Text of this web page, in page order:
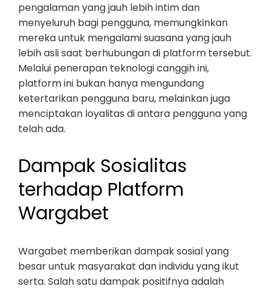
pengalaman yang jauh lebih intim dan
menyeluruh bagi pengguna, memungkinkan
mereka untuk mengalami suasana yang jauh
lebih asli saat berhubungan di platform tersebut.
Melalui penerapan teknologi canggih ini,
platform ini bukan hanya mengundang
ketertarikan pengguna baru, melainkan juga
menciptakan loyalitas di antara pengguna yang
telah ada.
Dampak Sosialitas
terhadap Platform
Wargabet
Wargabet memberikan dampak sosial yang
besar untuk masyarakat dan individu yang ikut
serta. Salah satu dampak positifnya adalah